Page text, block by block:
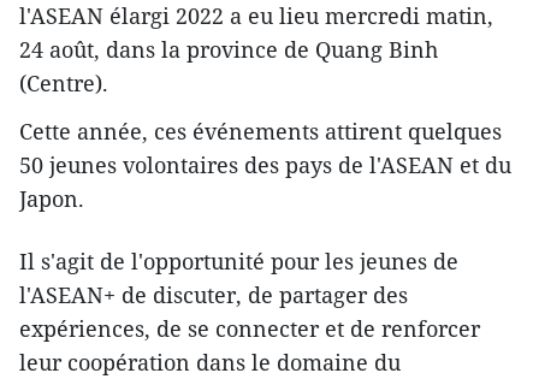
l'ASEAN élargi 2022 a eu lieu mercredi matin,
24 août, dans la province de Quang Binh
(Centre).
Cette année, ces événements attirent quelques
50 jeunes volontaires des pays de l'ASEAN et du
Japon.
Il s'agit de l'opportunité pour les jeunes de
l'ASEAN+ de discuter, de partager des
expériences, de se connecter et de renforcer
leur coopération dans le domaine du